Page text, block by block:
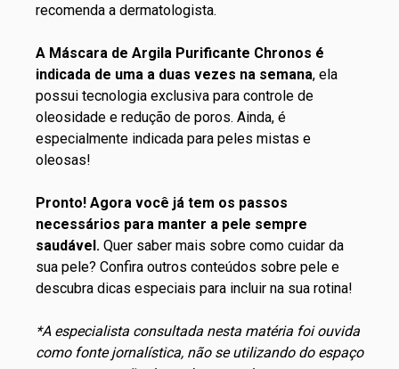
recomenda a dermatologista.
A Máscara de Argila Purificante Chronos é
indicada de uma a duas vezes na semana, ela
possui tecnologia exclusiva para controle de
oleosidade e redução de poros. Ainda, é
especialmente indicada para peles mistas e
oleosas!
Pronto! Agora você já tem os passos
necessários para manter a pele sempre
saudável. Quer saber mais sobre como cuidar da
sua pele? Confira outros conteúdos sobre pele e
descubra dicas especiais para incluir na sua rotina!
*A especialista consultada nesta matéria foi ouvida
como fonte jornalística, não se utilizando do espaço